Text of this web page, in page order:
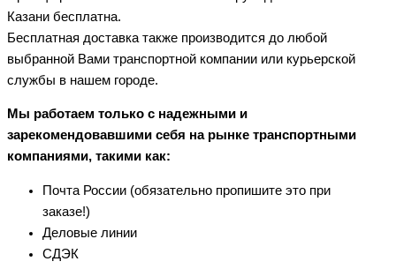
Казани бесплатна.
Бесплатная доставка также производится до любой
выбранной Вами транспортной компании или курьерской
службы в нашем городе.
Мы работаем только с надежными и
зарекомендовавшими себя на рынке транспортными
компаниями, такими как:
Почта России (обязательно пропишите это при
заказе!)
Деловые линии
СДЭК